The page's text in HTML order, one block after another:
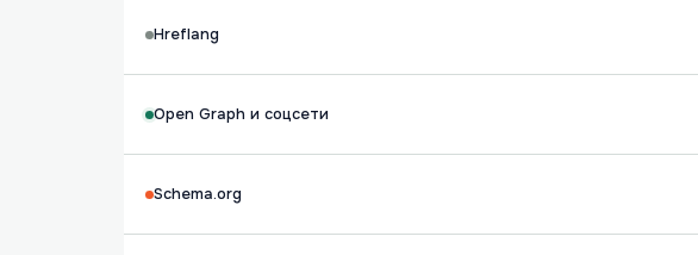
Hreflang
Open Graph и соцсети
Schema.org